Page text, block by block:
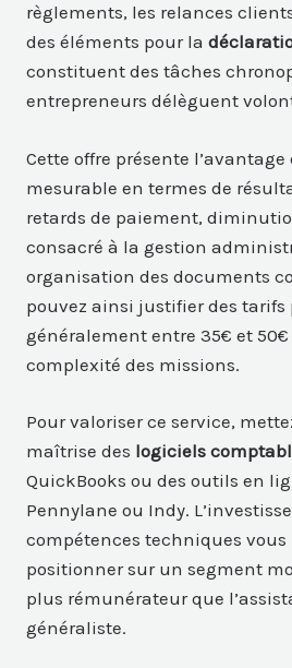
règlements, les relances
des éléments pour la
constituent des tâches
entrepreneurs délèguent
Cette offre présente
mesurable en termes de
retards de paiement,
consacré à la gestion
organisation des documents
pouvez ainsi justifier des tarifs
généralement entre 35€ et 50€
complexité des missions.
Pour valoriser ce service,
maîtrise des logiciels
QuickBooks ou des outils en
Pennylane ou Indy.
compétences techniques vous
positionner sur un segment
plus rémunérateur que
généraliste.